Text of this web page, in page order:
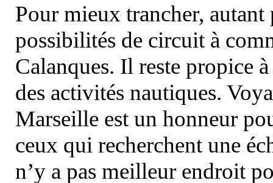
Pour mieux trancher, autant
possibilités de circuit à
Calanques. Il reste propice
des activités nautiques.
Marseille est un honneur
ceux qui recherchent une
n’y a pas meilleur endroit